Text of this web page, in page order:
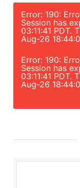
Error: 190:
Session has
03:11:41 PDT.
Aug-26
Error: 190:
Session has
03:11:41 PDT.
Aug-26